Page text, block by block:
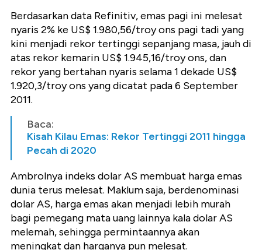
Berdasarkan data Refinitiv, emas pagi ini melesat
nyaris 2% ke US$ 1.980,56/troy ons pagi tadi yang
kini menjadi rekor tertinggi sepanjang masa, jauh di
atas rekor kemarin US$ 1.945,16/troy ons, dan
rekor yang bertahan nyaris selama 1 dekade US$
1.920,3/troy ons yang dicatat pada 6 September
2011.
Baca:
Kisah Kilau Emas: Rekor Tertinggi 2011 hingga
Pecah di 2020
Ambrolnya indeks dolar AS membuat harga emas
dunia terus melesat. Maklum saja, berdenominasi
dolar AS, harga emas akan menjadi lebih murah
bagi pemegang mata uang lainnya kala dolar AS
melemah, sehingga permintaannya akan
meningkat dan harganya pun melesat.